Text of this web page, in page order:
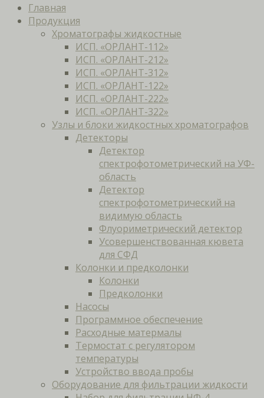
Главная
Продукция
Хроматографы жидкостные
ИСП. «ОРЛАНТ-112»
ИСП. «ОРЛАНТ-212»
ИСП. «ОРЛАНТ-312»
ИСП. «ОРЛАНТ-122»
ИСП. «ОРЛАНТ-222»
ИСП. «ОРЛАНТ-322»
Узлы и блоки жидкостных хроматографов
Детекторы
Детектор
спектрофотометрический на УФ-
область
Детектор
спектрофотометрический на
видимую область
Флуориметрический детектор
Усовершенствованная кювета
для СФД
Колонки и предколонки
Колонки
Предколонки
Насосы
Программное обеспечение
Расходные матермалы
Термостат с регулятором
температуры
Устройство ввода пробы
Оборудование для фильтрации жидкости